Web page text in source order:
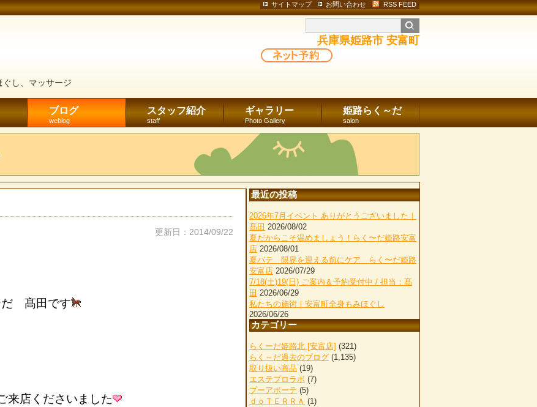
ぐし、マッサージ
サイトマップ お問い合わせ RSS FEED
兵庫県姫路市 安富町
ブログ
weblog
スタッフ紹介
staff
ギャラリー
Photo Gallery
姫路らく～だ
salon
更新日：2014/09/22
髙田です
来店くださいました
最近の投稿
2026年7月イベント ありがとうございました｜
髙田 2026/08/02
夏だからこそ温めましょう！らく〜だ姫路安富
店 2026/08/01
夏バテ 限界を迎える前にケア らく〜だ姫路
安富店 2026/07/29
7/18(土)19(日) ご案内＆予約受付中 / 担当：髙
田 2026/06/29
私たちの施術｜安富町全身もみほぐし
2026/06/26
カテゴリー
らくーだ姫路北 [安富店] (321)
らく～だ過去のブログ (1,135)
取り扱い商品 (19)
エステプロラボ (7)
プーアボーテ (5)
ｄｏＴＥＲＲＡ (1)